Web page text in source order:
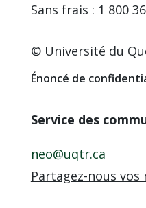
Sans frais : 1 800
© Université du
Énoncé de
Service des
neo@uqtr.ca
Partagez-nous vos